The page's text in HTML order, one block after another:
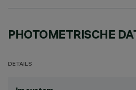
PHOTOMETRISCHE
DETAILS